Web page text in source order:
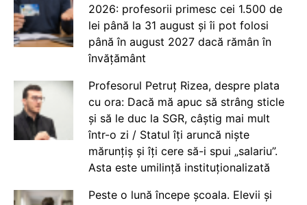
2026: profesorii primesc cei 1.500 de
lei până la 31 august și îi pot folosi
până în august 2027 dacă rămân în
învățământ
Profesorul Petruț Rizea, despre plata
cu ora: Dacă mă apuc să strâng sticle
și să le duc la SGR, câștig mai mult
într-o zi / Statul îți aruncă niște
mărunțiș și îți cere să-i spui „salariu”.
Asta este umilință instituționalizată
Peste o lună începe școala. Elevii și